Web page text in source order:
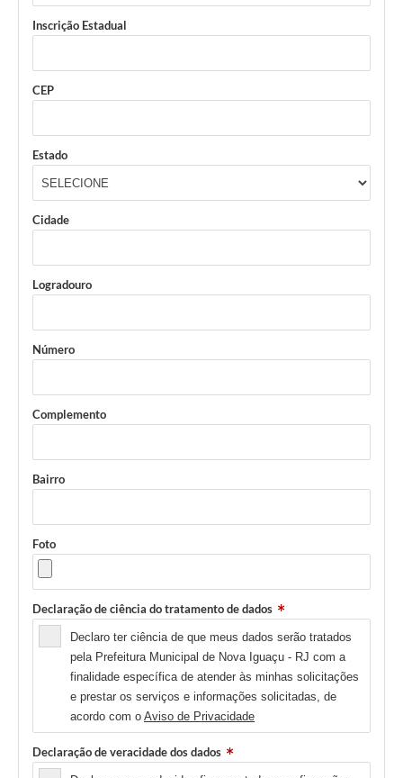
Inscrição Estadual
CEP
Estado
Cidade
Logradouro
Número
Complemento
Bairro
Foto
Declaração de ciência do tratamento de dados
Declaro ter ciência de que meus dados serão tratados
pela Prefeitura Municipal de Nova Iguaçu - RJ com a
finalidade específica de atender às minhas solicitações
e prestar os serviços e informações solicitadas, de
acordo com o Aviso de Privacidade
Declaração de veracidade dos dados